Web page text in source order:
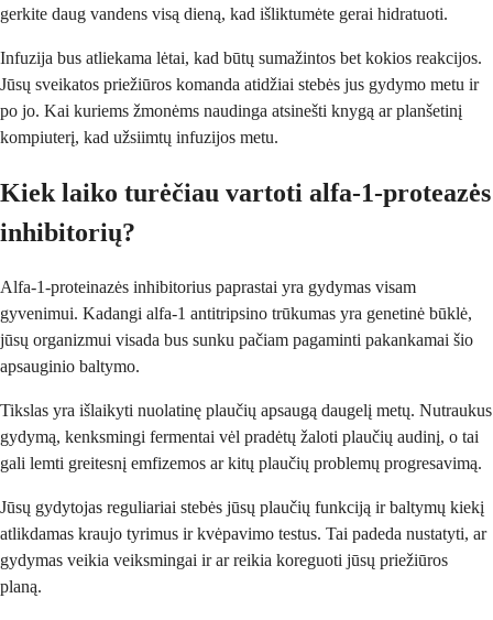
gerkite daug vandens visą dieną, kad išliktumėte gerai hidratuoti.
Infuzija bus atliekama lėtai, kad būtų sumažintos bet kokios reakcijos.
Jūsų sveikatos priežiūros komanda atidžiai stebės jus gydymo metu ir
po jo. Kai kuriems žmonėms naudinga atsinešti knygą ar planšetinį
kompiuterį, kad užsiimtų infuzijos metu.
Kiek laiko turėčiau vartoti alfa-1-proteazės
inhibitorių?
Alfa-1-proteinazės inhibitorius paprastai yra gydymas visam
gyvenimui. Kadangi alfa-1 antitripsino trūkumas yra genetinė būklė,
jūsų organizmui visada bus sunku pačiam pagaminti pakankamai šio
apsauginio baltymo.
Tikslas yra išlaikyti nuolatinę plaučių apsaugą daugelį metų. Nutraukus
gydymą, kenksmingi fermentai vėl pradėtų žaloti plaučių audinį, o tai
gali lemti greitesnį emfizemos ar kitų plaučių problemų progresavimą.
Jūsų gydytojas reguliariai stebės jūsų plaučių funkciją ir baltymų kiekį
atlikdamas kraujo tyrimus ir kvėpavimo testus. Tai padeda nustatyti, ar
gydymas veikia veiksmingai ir ar reikia koreguoti jūsų priežiūros
planą.